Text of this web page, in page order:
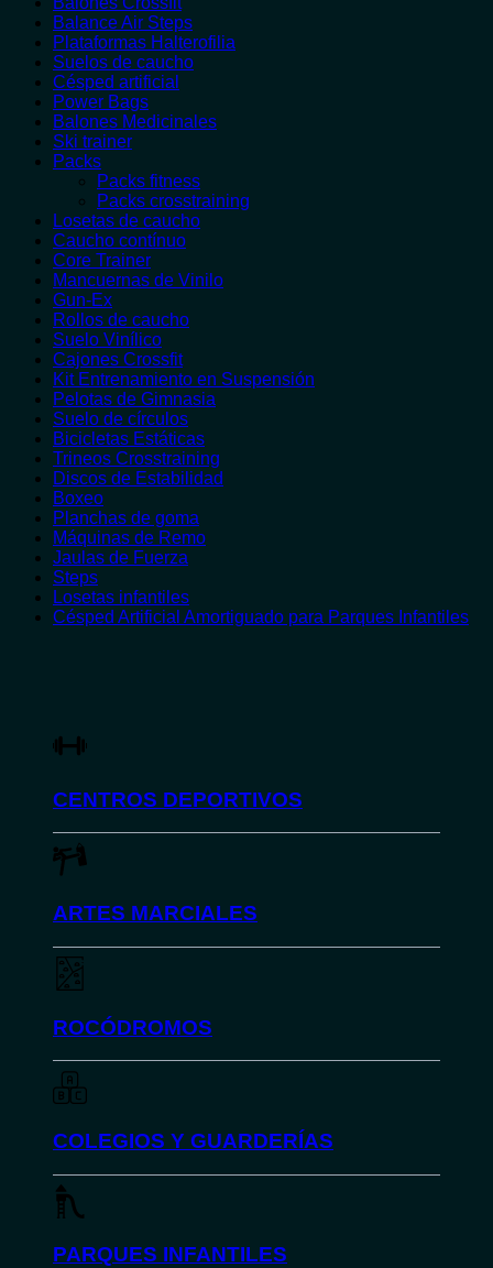
Balance Air Steps
Plataformas Halterofilia
Suelos de caucho
Césped artificial
Power Bags
Balones Medicinales
Ski trainer
Packs
Packs fitness
Packs crosstraining
Losetas de caucho
Caucho contínuo
Core Trainer
Mancuernas de Vinilo
Gun-Ex
Rollos de caucho
Suelo Vinílico
Cajones Crossfit
Kit Entrenamiento en Suspensión
Pelotas de Gimnasia
Suelo de círculos
Bicicletas Estáticas
Trineos Crosstraining
Discos de Estabilidad
Boxeo
Planchas de goma
Máquinas de Remo
Jaulas de Fuerza
Steps
Losetas infantiles
Césped Artificial Amortiguado para Parques Infantiles
CENTROS DEPORTIVOS
ARTES MARCIALES
ROCÓDROMOS
COLEGIOS Y GUARDERÍAS
PARQUES INFANTILES